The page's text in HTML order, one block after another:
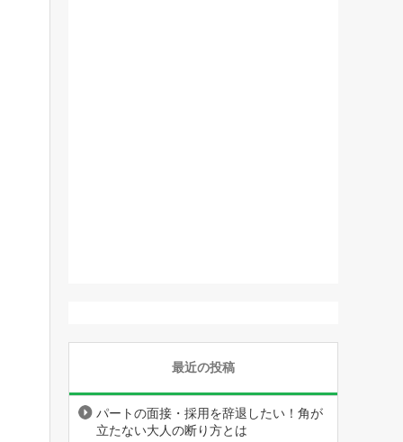
最近の投稿
パートの面接・採用を辞退したい！角が
立たない大人の断り方とは